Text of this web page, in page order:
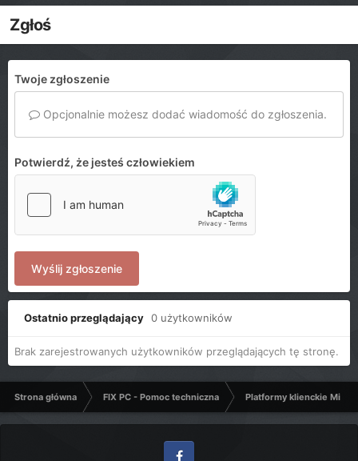
Zgłoś
Twoje zgłoszenie
Opcjonalnie możesz dodać wiadomość do zgłoszenia.
Potwierdź, że jesteś człowiekiem
Wyślij zgłoszenie
Ostatnio przeglądający 0 użytkowników
Brak zarejestrowanych użytkowników przeglądających tę stronę.
Strona główna FIX PC - Pomoc techniczna Platformy klienckie